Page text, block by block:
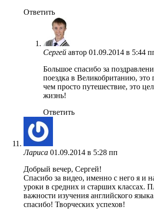
Ответить
Сергей автор 01.09.2014 в 5:44
Большое спасибо за
поездка в Великобританию, это
чем просто путешествие, это
жизнь!
Ответить
Лариса 01.09.2014 в 5:28 пп
Добрый вечер, Сергей!
Спасибо за видео, именно с него я и
уроки в средних и старших классах.
важности изучения английского
спасибо! Творческих успехов!